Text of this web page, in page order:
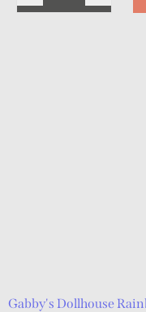
Gabby's Dollhouse